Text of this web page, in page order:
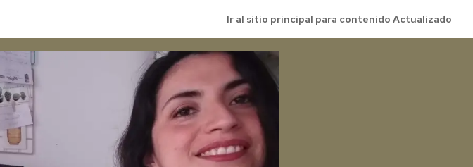
Ir al sitio principal para contenido Actualizado